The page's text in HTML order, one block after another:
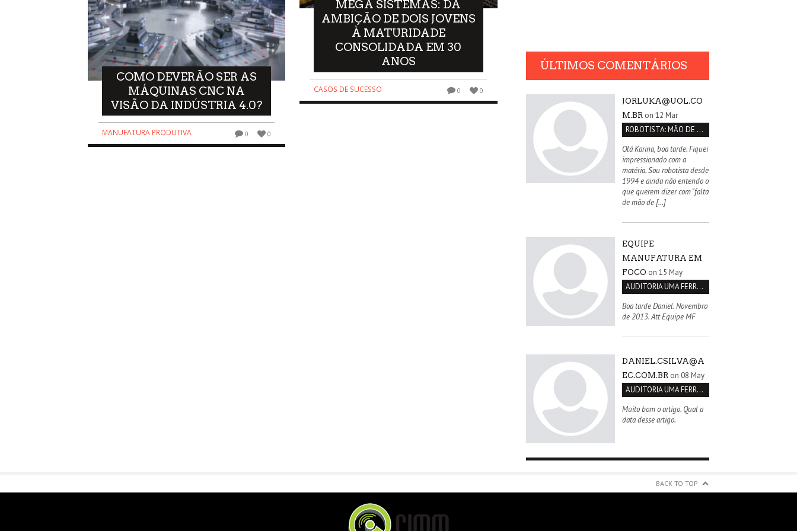
COMO DEVERÃO SER AS
MÁQUINAS CNC NA
VISÃO DA INDÚSTRIA 4.0?
MANUFATURA PRODUTIVA 0 0
MEGA SISTEMAS: DA
AMBIÇÃO DE DOIS JOVENS
À MATURIDADE
CONSOLIDADA EM 30
ANOS
CASOS DE SUCESSO 0 0
ÚLTIMOS COMENTÁRIOS
JORLUKA@UOL.CO
M.BR on 12 Mar
ROBOTISTA: MÃO DE OBRA QUALIFICADA INEXISTENTE NO BRASIL
Olá Karina, boa tarde. Fiquei
impressionado com a
matéria. Sou robotista desde
1994 e ainda não entendo o
que querem dizer com "falta
de mão de […]
EQUIPE
MANUFATURA EM
FOCO on 15 May
AUDITORIA UMA FERRAMENTA PARA MELHORIA CONTÍNUA
Boa tarde Daniel. Novembro
de 2013. Att Equipe MF
DANIEL.CSILVA@A
EC.COM.BR on 08 May
AUDITORIA UMA FERRAMENTA PARA MELHORIA CONTÍNUA
Muito bom o artigo. Qual a
data desse artigo.
BACK TO TOP